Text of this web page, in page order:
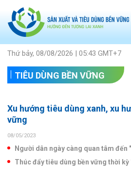
Thứ bảy, 08/08/2026 | 05:43 GMT+7
TIÊU DÙNG BỀN VỮNG
Xu hướng tiêu dùng xanh, xu
vững
08/05/2023
Người dân ngày càng quan tâm đến
Thúc đẩy tiêu dùng bền vững thời kỳ